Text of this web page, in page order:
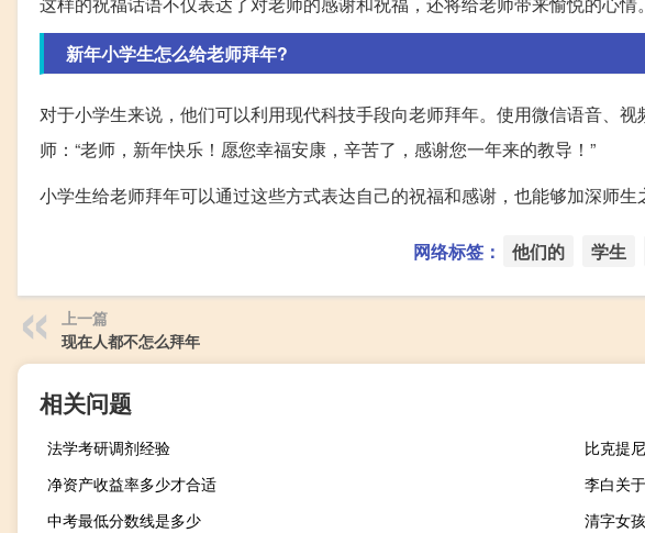
新年小学生怎么给老师拜年?
对于小学生来说，他们可以利用现代科技手段向老师拜年。使用微信语音、
师：“老师，新年快乐！愿您幸福安康，辛苦了，感谢您一年来的教导！”
小学生给老师拜年可以通过这些方式表达自己的祝福和感谢，也能够加深师生
网络标签： 他们的 学生
上一篇
现在人都不怎么拜年
相关问题
法学考研调剂经验
比克提
净资产收益率多少才合适
李白关
中考最低分数线是多少
清字女